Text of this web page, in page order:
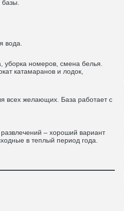
вода.
уборка номеров, смена белья.
катамаранов и лодок,
всех желающих. База работает с
– хороший вариант
в теплый период года.